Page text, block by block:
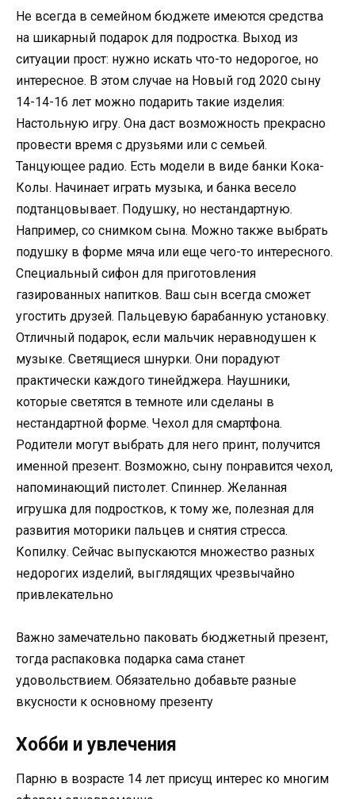
Не всегда в семейном бюджете имеются средства
на шикарный подарок для подростка. Выход из
ситуации прост: нужно искать что-то недорогое, но
интересное. В этом случае на Новый год 2020 сыну
14-14-16 лет можно подарить такие изделия:
Настольную игру. Она даст возможность прекрасно
провести время с друзьями или с семьей.
Танцующее радио. Есть модели в виде банки Кока-
Колы. Начинает играть музыка, и банка весело
подтанцовывает. Подушку, но нестандартную.
Например, со снимком сына. Можно также выбрать
подушку в форме мяча или еще чего-то интересного.
Специальный сифон для приготовления
газированных напитков. Ваш сын всегда сможет
угостить друзей. Пальцевую барабанную установку.
Отличный подарок, если мальчик неравнодушен к
музыке. Светящиеся шнурки. Они порадуют
практически каждого тинейджера. Наушники,
которые светятся в темноте или сделаны в
нестандартной форме. Чехол для смартфона.
Родители могут выбрать для него принт, получится
именной презент. Возможно, сыну понравится чехол,
напоминающий пистолет. Спиннер. Желанная
игрушка для подростков, к тому же, полезная для
развития моторики пальцев и снятия стресса.
Копилку. Сейчас выпускаются множество разных
недорогих изделий, выглядящих чрезвычайно
привлекательно
Важно замечательно паковать бюджетный презент,
тогда распаковка подарка сама станет
удовольствием. Обязательно добавьте разные
вкусности к основному презенту
Хобби и увлечения
Парню в возрасте 14 лет присущ интерес ко многим